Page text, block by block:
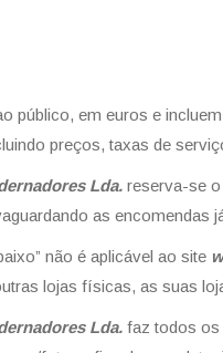
público, em euros e
preços, taxas de
Lda. reserva-se
as encomendas
não é aplicável ao site
lojas físicas, as suas
Lda. faz todos os